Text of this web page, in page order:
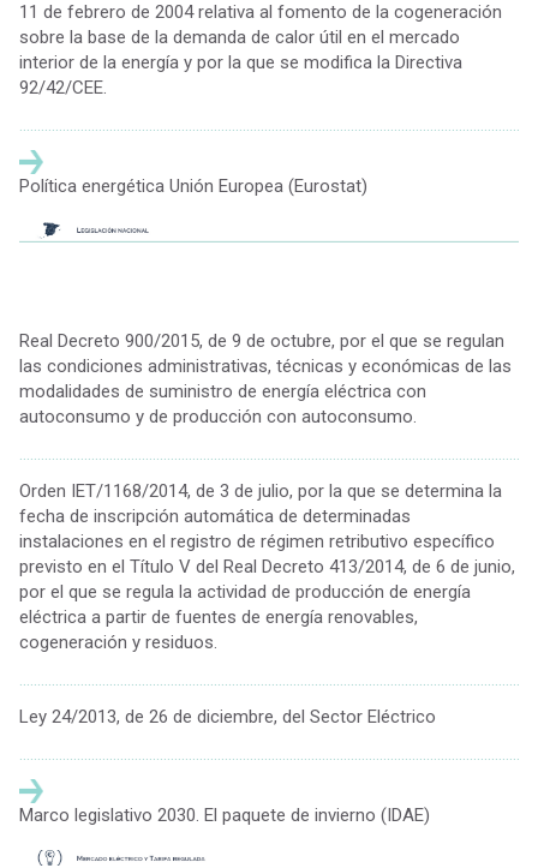
11 de febrero de 2004 relativa al fomento de la cogeneración
sobre la base de la demanda de calor útil en el mercado
interior de la energía y por la que se modifica la Directiva
92/42/CEE.
Política energética Unión Europea (Eurostat)
Real Decreto 900/2015, de 9 de octubre, por el que se regulan
las condiciones administrativas, técnicas y económicas de las
modalidades de suministro de energía eléctrica con
autoconsumo y de producción con autoconsumo.
Orden IET/1168/2014, de 3 de julio, por la que se determina la
fecha de inscripción automática de determinadas
instalaciones en el registro de régimen retributivo específico
previsto en el Título V del Real Decreto 413/2014, de 6 de junio,
por el que se regula la actividad de producción de energía
eléctrica a partir de fuentes de energía renovables,
cogeneración y residuos.
Ley 24/2013, de 26 de diciembre, del Sector Eléctrico
Marco legislativo 2030. El paquete de invierno (IDAE)